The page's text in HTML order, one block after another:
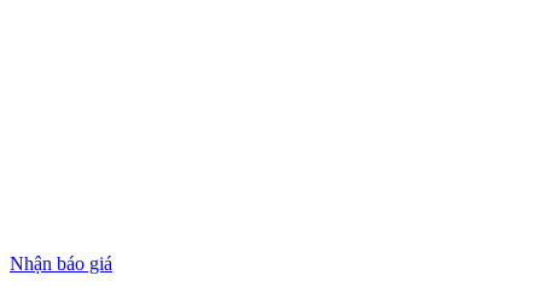
Nhận báo giá